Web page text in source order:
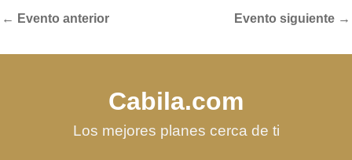
← Evento anterior Evento siguiente →
Cabila.com
Los mejores planes cerca de ti